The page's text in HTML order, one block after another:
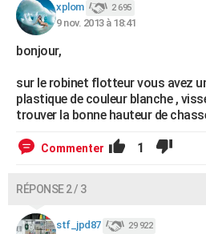
S'inscrire
Se connecter
Lycées
Collèges
Primaires
Universités
Entreprises
Service militaire
Avis de recherche
AVIS DE DÉCÈS
FORUM
Bricolage
Lifestyle
Culture
Television
Voyage
Cinema
xplom 2 695
9 nov. 2013 à 18:41
bonjour,
sur le robinet flotteur vous avez
plastique de couleur blanche ,
trouver la bonne hauteur de
Commenter 1
RÉPONSE 2 / 3
stf_jpd87 29 922